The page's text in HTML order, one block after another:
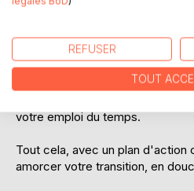
Vous y découvrirez aussi les 8
accessibles aujourd'hui : des
exercés 100 % à distance, et
votre emploi du temps.
Tout cela, avec un plan d'action
amorcer votre transition, en
REFUSER
TOUT